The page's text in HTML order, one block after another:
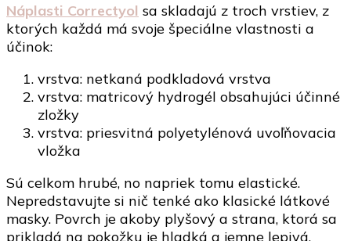
Náplasti Correctyol sa skladajú z troch vrstiev, z
ktorých každá má svoje špeciálne vlastnosti a
účinok:
vrstva: netkaná podkladová vrstva
vrstva: matricový hydrogél obsahujúci účinné
zložky
vrstva: priesvitná polyetylénová uvoľňovacia
vložka
Sú celkom hrubé, no napriek tomu elastické.
Nepredstavujte si nič tenké ako klasické látkové
masky. Povrch je akoby plyšový a strana, ktorá sa
prikladá na pokožku je hladká a jemne lepivá.